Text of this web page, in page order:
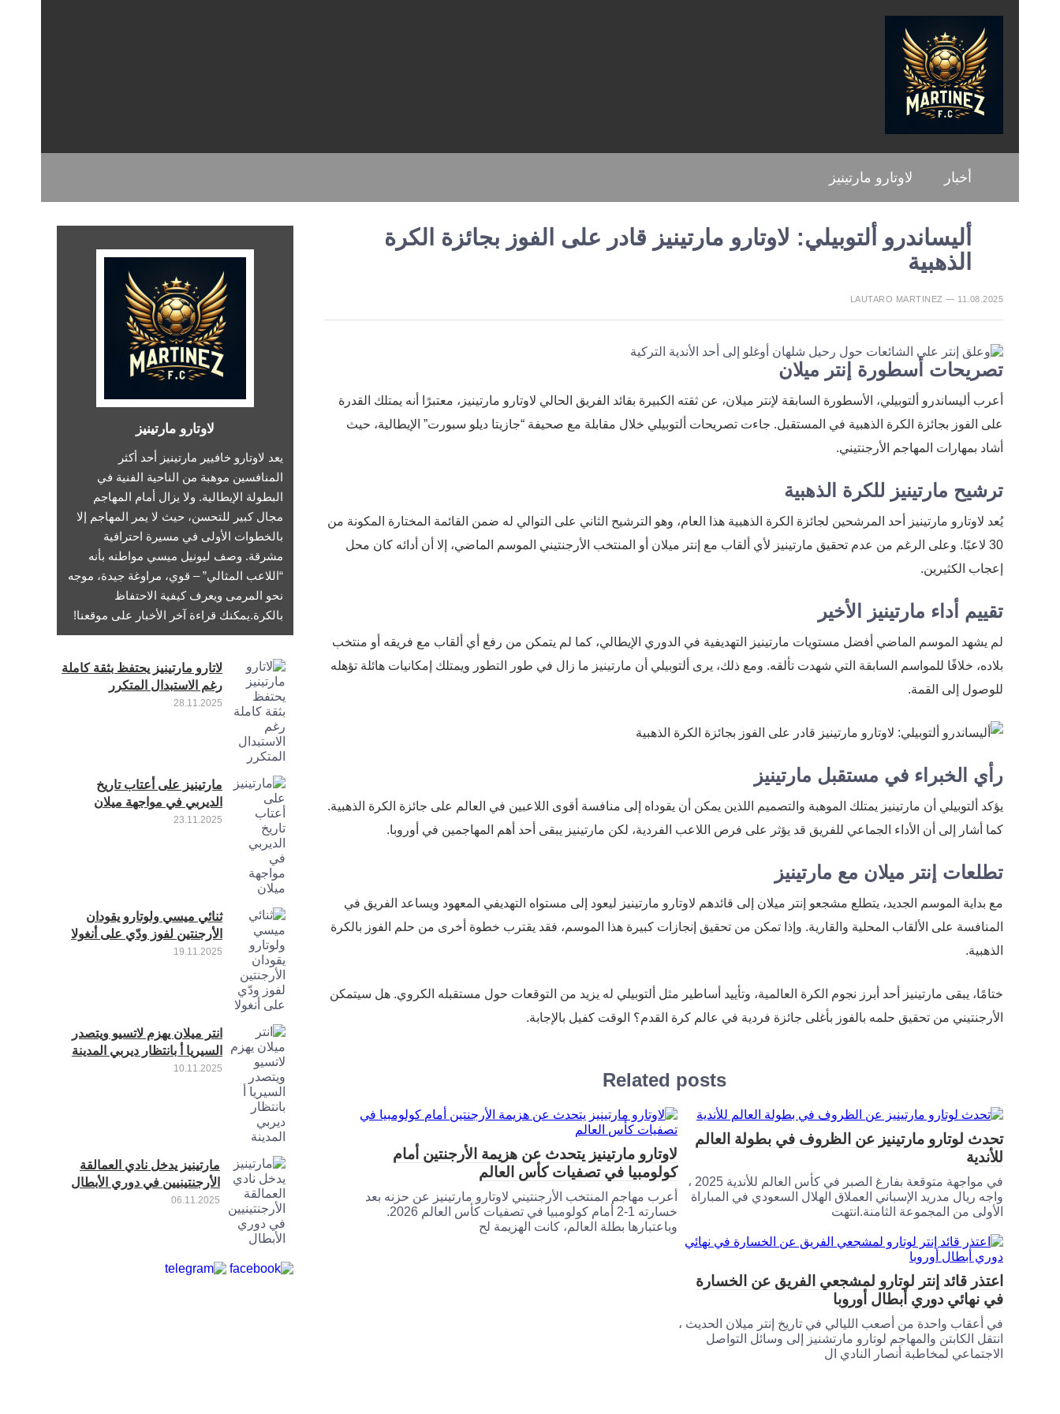
أخبار لاوتارو مارتينيز
أليساندرو ألتوبيلي: لاوتارو مارتينيز قادر على الفوز بجائزة الكرة
الذهبية
LAUTARO MARTINEZ — 11.08.2025
تصريحات أسطورة إنتر ميلان
أعرب أليساندرو ألتوبيلي، الأسطورة السابقة لإنتر ميلان، عن ثقته الكبيرة بقائد الفريق الحالي لاوتارو مارتينيز، معتبرًا أنه يمتلك القدرة
على الفوز بجائزة الكرة الذهبية في المستقبل. جاءت تصريحات ألتوبيلي خلال مقابلة مع صحيفة “جازيتا ديلو سبورت” الإيطالية، حيث
أشاد بمهارات المهاجم الأرجنتيني.
ترشيح مارتينيز للكرة الذهبية
يُعد لاوتارو مارتينيز أحد المرشحين لجائزة الكرة الذهبية هذا العام، وهو الترشيح الثاني على التوالي له ضمن القائمة المختارة المكونة من
30 لاعبًا. وعلى الرغم من عدم تحقيق مارتينيز لأي ألقاب مع إنتر ميلان أو المنتخب الأرجنتيني الموسم الماضي، إلا أن أدائه كان محل
إعجاب الكثيرين.
تقييم أداء مارتينيز الأخير
لم يشهد الموسم الماضي أفضل مستويات مارتينيز التهديفية في الدوري الإيطالي، كما لم يتمكن من رفع أي ألقاب مع فريقه أو منتخب
بلاده، خلافًا للمواسم السابقة التي شهدت تألقه. ومع ذلك، يرى ألتوبيلي أن مارتينيز ما زال في طور التطور ويمتلك إمكانيات هائلة تؤهله
للوصول إلى القمة.
رأي الخبراء في مستقبل مارتينيز
يؤكد ألتوبيلي أن مارتينيز يمتلك الموهبة والتصميم اللذين يمكن أن يقوداه إلى منافسة أقوى اللاعبين في العالم على جائزة الكرة الذهبية.
كما أشار إلى أن الأداء الجماعي للفريق قد يؤثر على فرص اللاعب الفردية، لكن مارتينيز يبقى أحد أهم المهاجمين في أوروبا.
تطلعات إنتر ميلان مع مارتينيز
مع بداية الموسم الجديد، يتطلع مشجعو إنتر ميلان إلى قائدهم لاوتارو مارتينيز ليعود إلى مستواه التهديفي المعهود ويساعد الفريق في
المنافسة على الألقاب المحلية والقارية. وإذا تمكن من تحقيق إنجازات كبيرة هذا الموسم، فقد يقترب خطوة أخرى من حلم الفوز بالكرة
الذهبية.
ختامًا، يبقى مارتينيز أحد أبرز نجوم الكرة العالمية، وتأييد أساطير مثل ألتوبيلي له يزيد من التوقعات حول مستقبله الكروي. هل سيتمكن
الأرجنتيني من تحقيق حلمه بالفوز بأغلى جائزة فردية في عالم كرة القدم؟ الوقت كفيل بالإجابة.
Related posts
تحدث لوتارو مارتينيز عن الظروف في بطولة العالم
للأندية
في مواجهة متوقعة بفارغ الصبر في كأس العالم للأندية 2025 ،
واجه ريال مدريد الإسباني العملاق الهلال السعودي في المباراة
الأولى من المجموعة الثامنة.انتهت
لاوتارو مارتينيز يتحدث عن هزيمة الأرجنتين أمام
كولومبيا في تصفيات كأس العالم
أعرب مهاجم المنتخب الأرجنتيني لاوتارو مارتينيز عن حزنه بعد
خسارته 1-2 أمام كولومبيا في تصفيات كأس العالم 2026.
وباعتبارها بطلة العالم، كانت الهزيمة لح
اعتذر قائد إنتر لوتارو لمشجعي الفريق عن الخسارة
في نهائي دوري أبطال أوروبا
في أعقاب واحدة من أصعب الليالي في تاريخ إنتر ميلان الحديث ،
انتقل الكابتن والمهاجم لوتارو مارتشنيز إلى وسائل التواصل
الاجتماعي لمخاطبة أنصار النادي ال
لاوتارو مارتينيز
يعد لاوتارو خافيير مارتينيز أحد أكثر
المنافسين موهبة من الناحية الفنية في
البطولة الإيطالية. ولا يزال أمام المهاجم
مجال كبير للتحسن، حيث لا يمر المهاجم إلا
بالخطوات الأولى في مسيرة احترافية
مشرقة. وصف ليونيل ميسي مواطنه بأنه
“اللاعب المثالي” – قوي، مراوغة جيدة، موجه
نحو المرمى ويعرف كيفية الاحتفاظ
بالكرة.يمكنك قراءة آخر الأخبار على موقعنا!
لاتارو مارتينيز يحتفظ بثقة كاملة
رغم الاستبدال المتكرر
28.11.2025
مارتينيز على أعتاب تاريخ
الديربي في مواجهة ميلان
23.11.2025
ثنائي ميسي ولوتارو يقودان
الأرجنتين لفوز ودّي على أنغولا
19.11.2025
انتر ميلان يهزم لاتسيو ويتصدر
السيريا أ بانتظار ديربي المدينة
10.11.2025
مارتينيز يدخل نادي العمالقة
الأرجنتينيين في دوري الأبطال
06.11.2025